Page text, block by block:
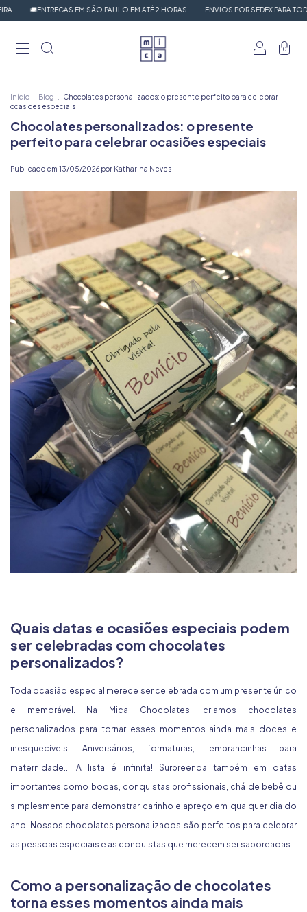
🚚ENTREGAS EM SÃO PAULO EM ATÉ 2 HORAS ENVIOS POR SEDEX PARA TODO
0
Início Blog
Chocolates personalizados: o presente perfeito para celebrar
ocasiões especiais
Chocolates personalizados: o presente
perfeito para celebrar ocasiões especiais
Publicado em 13/05/2026 por Katharina Neves
Quais datas e ocasiões especiais podem
ser celebradas com chocolates
personalizados?
Toda ocasião especial merece ser celebrada com um presente único
e memorável. Na Mica Chocolates, criamos chocolates
personalizados para tornar esses momentos ainda mais doces e
inesquecíveis. Aniversários, formaturas, lembrancinhas para
maternidade... A lista é infinita! Surpreenda também em datas
importantes como bodas, conquistas profissionais, chá de bebê ou
simplesmente para demonstrar carinho e apreço em qualquer dia do
ano. Nossos chocolates personalizados são perfeitos para celebrar
as pessoas especiais e as conquistas que merecem ser saboreadas.
Como a personalização de chocolates
torna esses momentos ainda mais